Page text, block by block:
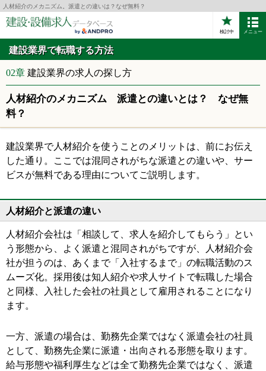
人材紹介のメカニズム。派遣との違いは？なぜ無料？
検討中 メニュー
建設業界で転職する方法
02章 建設業界の求人の探し方
人材紹介のメカニズム 派遣との違いとは？ なぜ無
料？
建設業界で人材紹介を使うことのメリットは、前にお伝え
した通り。ここでは混同されがちな派遣との違いや、サー
ビスが無料である理由についてご説明します。
人材紹介と派遣の違い
人材紹介会社は「相談して、求人を紹介してもらう」とい
う形態から、よく派遣と混同されがちですが、人材紹介会
社が担うのは、あくまで「入社するまで」の転職活動のス
ムーズ化。採用後は知人紹介や求人サイトで転職した場合
と同様、入社した会社の社員として雇用されることになり
ます。
一方、派遣の場合は、勤務先企業ではなく派遣会社の社員
として、勤務先企業に派遣・出向される形態を取ります。
給与形態や福利厚生などは全て勤務先企業ではなく、派遣